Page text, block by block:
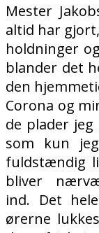
Mester
altid har
holdninger
blander det
den
Corona og
de plader
som kun
fuldstændig
bliver
ind. Det
ørerne